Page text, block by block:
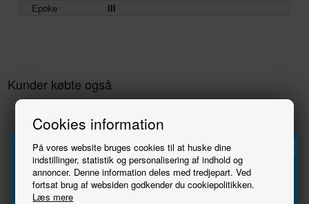
Cookies information
På vores website bruges cookies til at huske dine
indstillinger, statistik og personalisering af indhold og
annoncer. Denne information deles med tredjepart. Ved
fortsat brug af websiden godkender du cookiepolitikken.
Læs mere
Epoke
III
Kunder købte også
9%
Tilmeld